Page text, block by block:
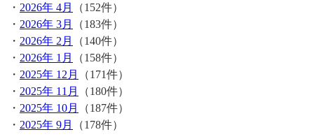
・ 2026年 4月
（152件）
・ 2026年 3月
（183件）
・ 2026年 2月
（140件）
・ 2026年 1月
（158件）
・ 2025年 12月
（171件）
・ 2025年 11月
（180件）
・ 2025年 10月
（187件）
・ 2025年 9月 （178件）